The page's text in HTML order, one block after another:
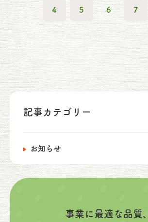
4 5 6 7
記事カテゴリー
お知らせ
事業に最適な品質、